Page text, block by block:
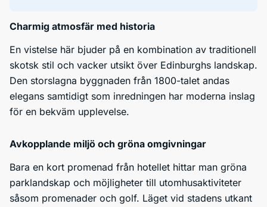
Charmig atmosfär med historia
En vistelse här bjuder på en kombination av traditionell
skotsk stil och vacker utsikt över Edinburghs landskap.
Den storslagna byggnaden från 1800-talet andas
elegans samtidigt som inredningen har moderna inslag
för en bekväm upplevelse.
Avkopplande miljö och gröna omgivningar
Bara en kort promenad från hotellet hittar man gröna
parklandskap och möjligheter till utomhusaktiviteter
såsom promenader och golf. Läget vid stadens utkant